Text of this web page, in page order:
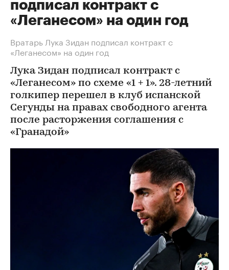
подписал контракт с
«Леганесом» на один год
Вратарь Лука Зидан подписал контракт с
«Леганесом» на один год
Лука Зидан подписал контракт с
«Леганесом» по схеме «1 + 1». 28-летний
голкипер перешел в клуб испанской
Сегунды на правах свободного агента
после расторжения соглашения с
«Гранадой»